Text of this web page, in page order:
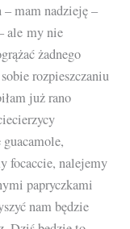
mam nadzieję –
ale my nie
żadnego
rozpieszczaniu
już rano
focaccie, nalejemy
papryczkami
nam będzie